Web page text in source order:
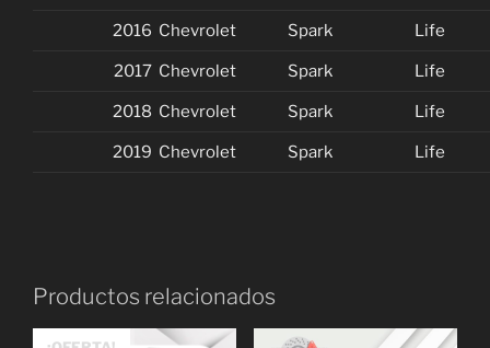
2016 Chevrolet Spark Life
2017 Chevrolet Spark Life
2018 Chevrolet Spark Life
2019 Chevrolet Spark Life
Productos relacionados